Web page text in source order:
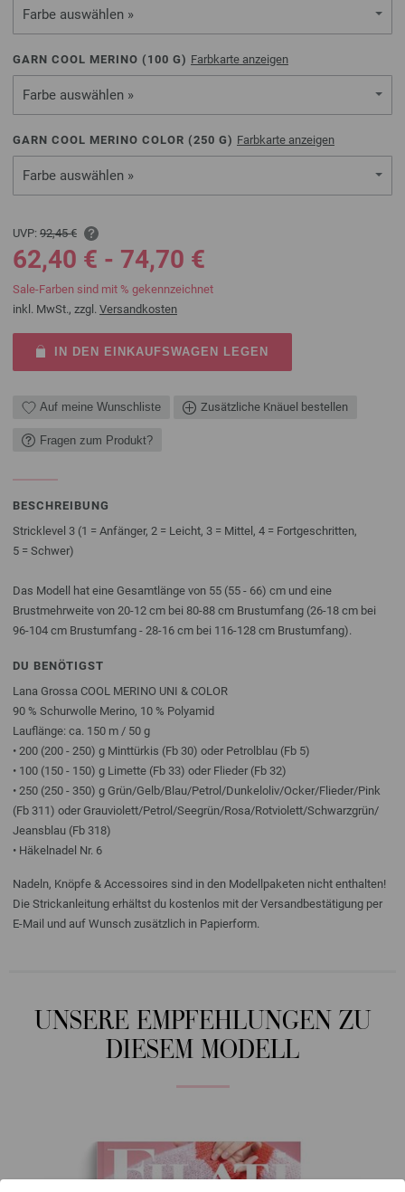
Farbe auswählen »
GARN COOL MERINO ( 100 G) Farbkarte anzeigen
Farbe auswählen »
GARN COOL MERINO COLOR (250 G) Farbkarte anzeigen
Farbe auswählen »
UVP: 92,45 €
62,40 € - 74,70 €
Sale-Farben sind mit % gekennzeichnet
inkl. MwSt., zzgl. Versandkosten
IN DEN EINKAUFSWAGEN LEGEN
Auf meine Wunschliste Zusätzliche Knäuel bestellen
Fragen zum Produkt?
BESCHREIBUNG
Stricklevel 3 (1 = Anfänger, 2 = Leicht, 3 = Mittel, 4 = Fortgeschritten,
5 = Schwer)
Das Modell hat eine Gesamtlänge von 55 (55 - 66) cm und eine
Brustmehrweite von 20-12 cm bei 80-88 cm Brustumfang (26-18 cm bei
96-104 cm Brustumfang - 28-16 cm bei 116-128 cm Brustumfang).
DU BENÖTIGST
Lana Grossa COOL MERINO UNI & COLOR
90 % Schurwolle Merino, 10 % Polyamid
Lauflänge: ca. 150 m / 50 g
• 200 (200 - 250) g Minttürkis (Fb 30) oder Petrolblau (Fb 5)
• 100 (150 - 150) g Limette (Fb 33) oder Flieder (Fb 32)
• 250 (250 - 350) g Grün/Gelb/Blau/Petrol/Dunkeloliv/Ocker/Flieder/Pink
(Fb 311) oder Grauviolett/Petrol/Seegrün/Rosa/Rotviolett/Schwarzgrün/
Jeansblau (Fb 318)
• Häkelnadel Nr. 6
Nadeln, Knöpfe & Accessoires sind in den Modellpaketen nicht enthalten!
Die Strickanleitung erhältst du kostenlos mit der Versandbestätigung per
E-Mail und auf Wunsch zusätzlich in Papierform.
UNSERE EMPFEHLUNGEN ZU
DIESEM MODELL